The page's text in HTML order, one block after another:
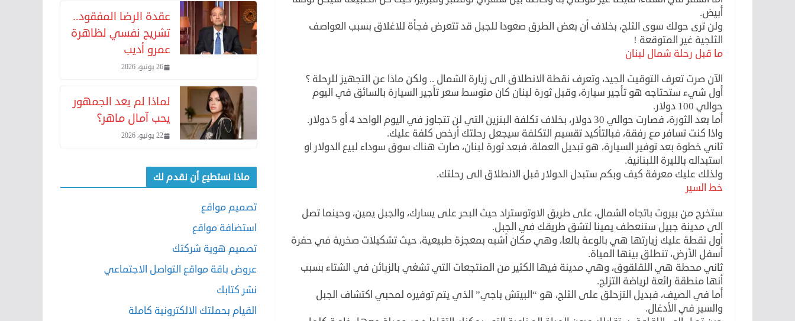
أبيض.
ولن ترى حولك سوى الثلج، بخلاف أن بعض الطرق صعودا للجبل قد تتعرض فجأة للاغلاق بسبب العواصف
الثلجية غير المتوقعة !
ما قبل رحلة شمال لبنان
الآن صرت تعرف التوقيت الجيد، وتعرف نقطة الانطلاق الى زيارة الشمال .. ولكن ماذا عن التجهيز للرحلة ؟
أول شيء ستحتاجه هو تأجير سيارة، وقبل ثورة لبنان كان متوسط سعر تأجير السيارة بالسائق في اليوم
حوالي 100 دولار.
أما بعد الثورة، فصارت حوالي 30 دولار، بخلاف تكلفة البنزين التي لن تتجاوز في اليوم الواحد 4 أو 5 دولار.
واذا كنت تسافر مع رفقة، فبالتأكيد تقسيم التكلفة سيجعل رحلتك أرخص كلفة عليك.
ثاني خطوة بعد توفير السيارة، هو تبديل العملة، فبعد ثورة لبنان، صارت هناك سوق سوداء لبيع الدولار او
استبداله بالليرة اللبنانية.
ولذلك عليك معرفة كيف وبكم ستبدل الدولار قبل الانطلاق الى رحلتك.
خط السير
ستخرج من بيروت باتجاه الشمال، على طريق الاوتوستراد حيث البحر على يسارك، والجبل يمين، وحينما تصل
الى مدينة جبيل ستنعطف يمينا لتشق طريقك في الجبل.
أول نقطة عليك زيارتها هي بالوعة بالعا، وهي مكان أشبه بمعجزة طبيعية، حيث تشكيلات صخرية في حفرة
أسفل الأرض، تنطلق بينها المياة.
ثاني محطة هي اللقلقوق، وهي مدينة فيها الكثير من المنتجعات التي تشغي بالزبائن في الشتاء بسبب
أنها منطقة رائعة لرياضة التزلج.
أما في الصيف، فبديل التزحلق على الثلج، هو “البيتش باجي” الذي يتم توفيره لمحبي اكتشاف الجبل
والسير في الأدغال.
عقدة الرضا المفقود..
تشريح نفسي لظاهرة
عمرو أديب
26 يونيو، 2026
لماذا لم يعد الجمهور
يحب آمال ماهر؟
22 يونيو، 2026
ماذا نستطيع أن نقدم لك
تصميم مواقع
استضافة مواقع
تصميم هوية شركتك
عروض باقة مواقع التواصل الاجتماعي
نشر كتابك
القيام بحملتك الالكترونية كاملة